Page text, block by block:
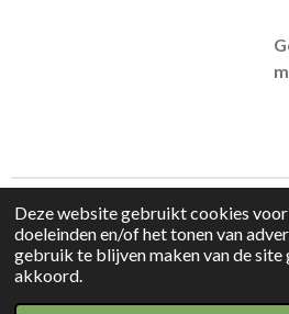
Deze website gebruikt cookies voor
doeleinden en/of het tonen van
gebruik te blijven maken van de site
akkoord.
© 2023 - 2026 Beauty & Products
Powered byJouwWeb